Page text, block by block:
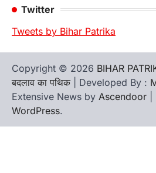
Twitter
Tweets by Bihar Patrika
Copyright © 2026 BIHAR
बदलाव का पथिक | Developed By :
Extensive News by Ascendoor
WordPress.